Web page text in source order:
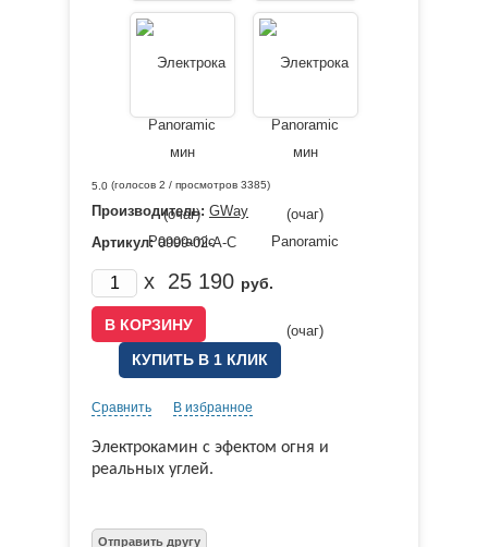
5.0 (голосов 2 / просмотров 3385)
Производитель: GWay
Артикул:0999-02-А-С
x 25 190 руб.
КУПИТЬ В 1 КЛИК
Сравнить В избранное
Электрокамин с эфектом огня и
реальных углей.